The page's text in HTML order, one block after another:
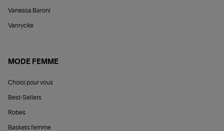
Vanessa Baroni
Vanrycke
MODE FEMME
Choisi pour vous
Best-Sellers
Robes
Baskets femme